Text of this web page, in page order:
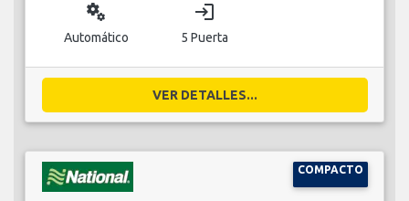
miscellaneous_services
Automático
login
5 Puerta
VER DETALLES...
COMPACTO